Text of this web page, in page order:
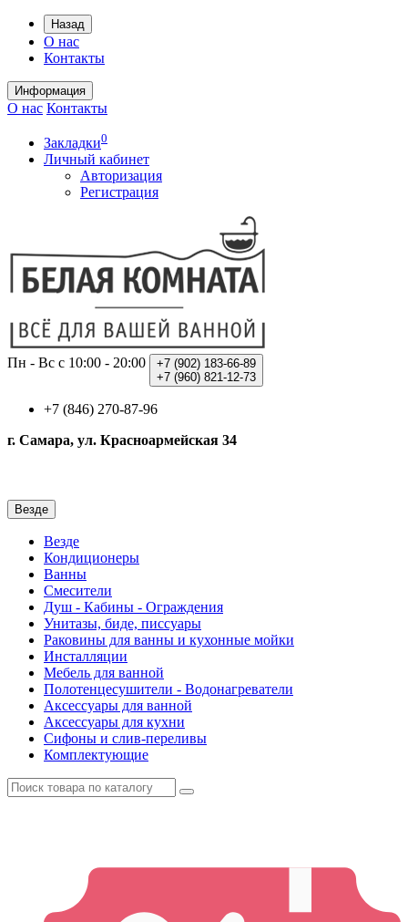
Назад
О нас
Контакты
Информация
О нас Контакты
Закладки0
Личный кабинет
Авторизация
Регистрация
Пн - Вс с 10:00 - 20:00 +7 (902) 183-66-89
+7 (960) 821-12-73
+7 (846) 270-87-96
г. Самара, ул. Красноармейская 34
Везде
Везде
Кондиционеры
Ванны
Смесители
Душ - Кабины - Ограждения
Унитазы, биде, писсуары
Раковины для ванны и кухонные мойки
Инсталляции
Мебель для ванной
Полотенцесушители - Водонагреватели
Аксессуары для ванной
Аксессуары для кухни
Сифоны и слив-переливы
Комплектующие